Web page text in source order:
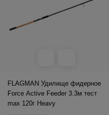
FLAGMAN Удилище фидерное
Force Active Feeder 3.3м тест
max 120г Heavy